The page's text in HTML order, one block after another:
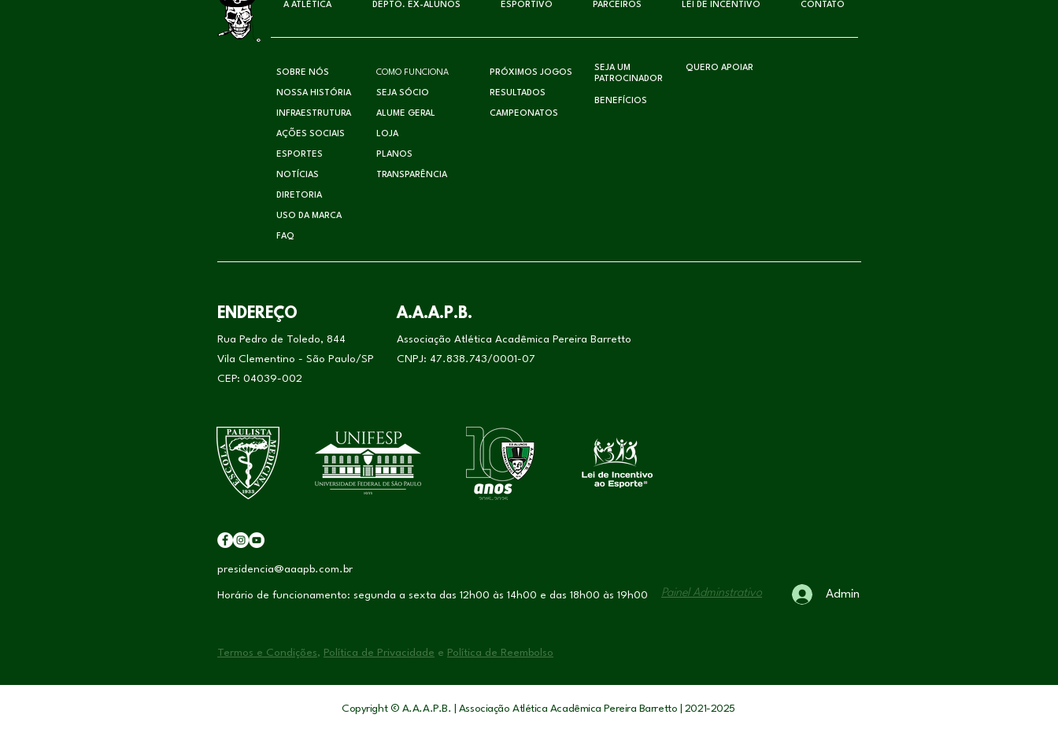
A ATLÉTICA DEPTO. EX-ALUNOS ESPORTIVO PARCEIROS LEI DE INCENTIVO CONTATO
SOBRE NÓS
NOSSA HISTÓRIA
INFRAESTRUTURA
AÇÕES SOCIAIS
ESPORTES
NOTÍCIAS
DIRETORIA
USO DA MARCA
FAQ
COMO FUNCIONA
SEJA SÓCIO
ALUME GERAL
LOJA
PLANOS
TRANSPARÊNCIA
PRÓXIMOS JOGOS
RESULTADOS
CAMPEONATOS
SEJA UM
PATROCINADOR
BENEFÍCIOS
QUERO APOIAR
ENDEREÇO
Rua Pedro de Toledo, 844
Vila Clementino - São Paulo/SP
CEP: 04039-002
A.A.A.P.B.
Associação Atlética Acadêmica Pereira Barretto
CNPJ: 47.838.743/0001-07
presidencia@aaapb.com.br
Horário de funcionamento: segunda a sexta das 12h00 às 14h00 e das 18h00 às 19h00 Painel Adminstrativo Admin
Termos e Condições, Política de Privacidade e Política de Reembolso
Copyright © A.A.A.P.B. | Associação Atlética Acadêmica Pereira Barretto | 2021-2025